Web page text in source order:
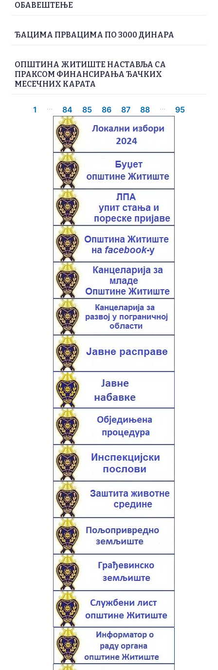
ОБАВЕШТЕЊЕ
ЂАЦИМА ПРВАЦИМА ПО 3000 ДИНАРА
ОПШТИНА ЖИТИШТЕ НАСТАВЉА СА
ПРАКСОМ ФИНАНСИРАЊА ЂАЧКИХ
МЕСЕЧНИХ КАРАТА
1 ... 84 85 86 87 88 ... 95